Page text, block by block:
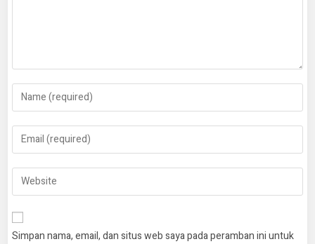
Simpan nama, email, dan situs web saya pada peramban ini untuk